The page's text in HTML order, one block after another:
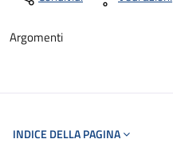
Argomenti
INDICE DELLA PAGINA